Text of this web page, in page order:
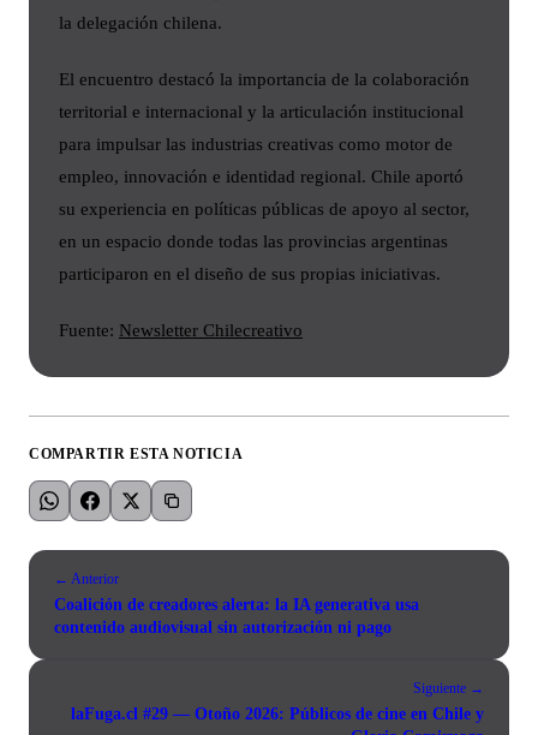
la delegación chilena.
El encuentro destacó la importancia de la colaboración
territorial e internacional y la articulación institucional
para impulsar las industrias creativas como motor de
empleo, innovación e identidad regional. Chile aportó
su experiencia en políticas públicas de apoyo al sector,
en un espacio donde todas las provincias argentinas
participaron en el diseño de sus propias iniciativas.
Fuente: Newsletter Chilecreativo
COMPARTIR ESTA NOTICIA
← Anterior
Coalición de creadores alerta: la IA generativa usa
contenido audiovisual sin autorización ni pago
Siguiente →
laFuga.cl #29 — Otoño 2026: Públicos de cine en Chile y